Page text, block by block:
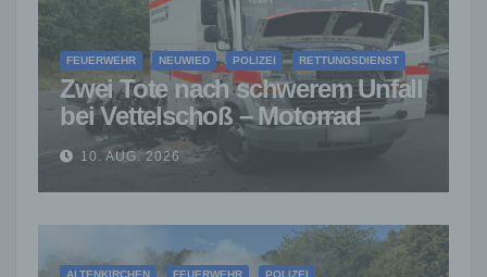
FEUERWEHR NEUWIED POLIZEI RETTUNGSDIENST
Zwei Tote nach schwerem Unfall
bei Vettelschoß – Motorrad
kollidiert mit DRK-Fahrzeug
10. AUG. 2026
ALTENKIRCHEN FEUERWEHR POLIZEI